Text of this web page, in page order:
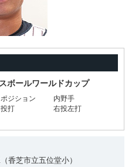
ボールワールドカップ
ポジション
内野手
投打
右投左打
香芝市立五位堂小）